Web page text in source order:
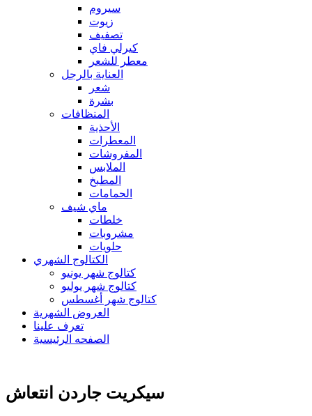
سيروم
زيوت
تصفيف
كيرلي فاي
معطر للشعر
العناية بالرجل
شعر
بشرة
المنظافات
الأحذية
المعطرات
المفروشات
الملابس
المطبخ
الحمامات
ماي شيف
خلطات
مشروبات
حلويات
الكتالوج الشهري
كتالوج شهر يونيو
كتالوج شهر يوليو
كتالوج شهر أغسطس
العروض الشهرية
تعرف علينا
الصفحه الرئيسية
سيكريت جاردن انتعاش